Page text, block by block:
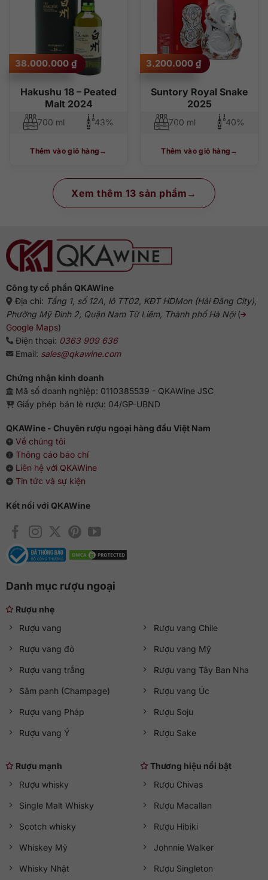
Hakushu 18 – Peated
Malt 2024
38.000.000 ₫
700 ml 43%
Thêm vào giỏ hàng
Suntory Royal Snake
2025
3.200.000 ₫
700 ml 40%
Thêm vào giỏ hàng
Xem thêm 13 sản phẩm
Công ty cổ phần QKAWine
Địa chỉ: Tầng 1, số 12A, lô TT02, KĐT HDMon (Hải Đăng City),
Phường Mỹ Đình 2, Quận Nam Từ Liêm, Thành phố Hà Nội(
Google Maps)
Điện thoại: 0363 909 636
Email: sales@qkawine.com
Chứng nhận kinh doanh
Mã số doanh nghiệp: 0110385539 - QKAWine JSC
Giấy phép bán lẻ rượu: 04/GP-UBND
QKAWine - Chuyên rượu ngoại hàng đầu Việt Nam
Về chúng tôi
Thông cáo báo chí
Liên hệ với QKAWine
Tin tức và sự kiện
Kết nối với QKAWine
Danh mục rượu ngoại
Rượu nhẹ
Rượu vang
Rượu vang đỏ
Rượu vang trắng
Sâm panh (Champage)
Rượu vang Pháp
Rượu vang Ý
Rượu vang Chile
Rượu vang Mỹ
Rượu vang Tây Ban Nha
Rượu vang Úc
Rượu Soju
Rượu Sake
Rượu mạnh
Rượu whisky
Single Malt Whisky
Scotch whisky
Whiskey Mỹ
Whisky Nhật
Thương hiệu nổi bật
Rượu Chivas
Rượu Macallan
Rượu Hibiki
Johnnie Walker
Rượu Singleton